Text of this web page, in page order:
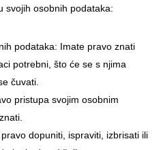
svojih osobnih podataka:
podataka: Imate pravo znati
potrebni, što će se s njima
čuvati.
pristupa svojim osobnim
dopuniti, ispraviti, izbrisati ili